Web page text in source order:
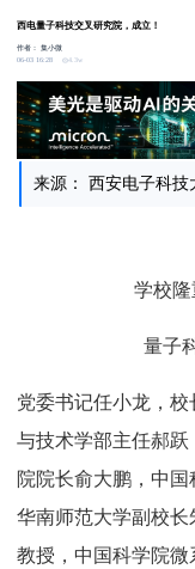
西电量子科技交叉研究院，成立！
作者：集小微
06-03 16:28
4.3w
来源： 西安电子科技
学校
量子
党委书记任小龙，
与技术学部主任郝
院院长俞大鹏，中国
华南师范大学副校
教授，中国科学院